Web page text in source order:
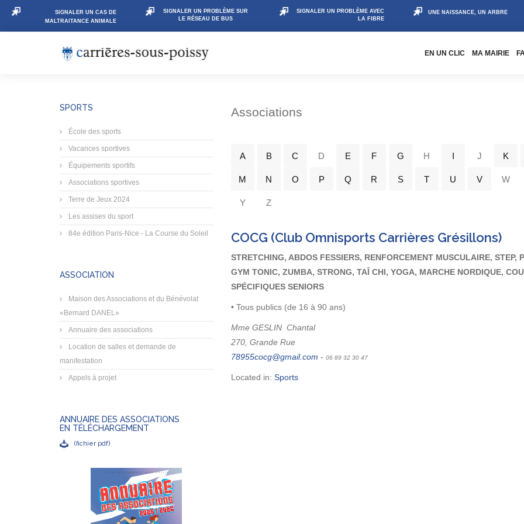
SIGNALER UN CAS DE
MALTRAITANCE ANIMALE
SIGNALER UN PROBLÈME SUR
LE RÉSEAU DE BUS
SIGNALER UN PROBLÈME AVEC
LA FIBRE
UNE NAISSANCE, UN ARBRE
EN UN CLIC MA MAIRIE
SPORTS
École des sports
Vacances sportives
Équipements sportifs
Associations sportives
Terre de Jeux 2024
Les assises du sport
84e édition Paris-Nice - La Course du Soleil
ASSOCIATION
Maison des Associations et du Bénévolat
«Bernard DANEL»
Annuaire des associations
Location de salles et demande de
manifestation
Appels à projet
ANNUAIRE DES ASSOCIATIONS
EN TÉLÉCHARGEMENT
(fichier pdf)
Associations
A B C D E F G H I J K
M N O P Q R S T U V W
Y Z
COCG (Club Omnisports Carrières Grésillons)
STRETCHING, ABDOS FESSIERS, RENFORCEMENT MUSCULAIRE, STEP,
GYM TONIC, ZUMBA, STRONG, TAÎ CHI, YOGA, MARCHE NORDIQUE,
SPÉCIFIQUES SENIORS
• Tous publics (de 16 à 90 ans)
Mme GESLIN Chantal
270, Grande Rue
- 06 89 32 30 47
Located in: Sports